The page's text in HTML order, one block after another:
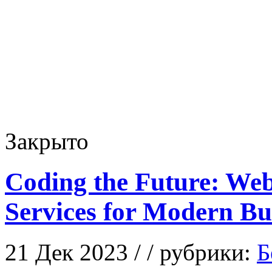
Закрыто
Coding the Future:
Services for Modern
21 Дек 2023 / / рубрики: